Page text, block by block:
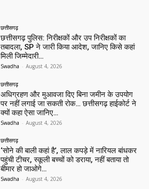
छत्तीसगढ़
छत्तीसगढ़ पुलिस: निरीक्षकों और उप निरीक्षकों का
तबादला, SP ने जारी किया आदेश, जानिए किसे कहां
मिली जिम्मेदारी…
Swadha - August 4, 2026
छत्तीसगढ़
अधिग्रहण और मुआवजा दिए बिना जमीन के उपयोग
पर नहीं लगाई जा सकती रोक… छत्तीसगढ़ हाईकोर्ट ने
क्यों कहा ऐसा जानिए…
Swadha - August 4, 2026
छत्तीसगढ़
‘सोने की बाली कहां है’, लाल कपड़े में नारियल बांधकर
पहुंची टीचर, स्कूली बच्चों को डराया, नहीं बताया तो
बीमार हो जाओगे…
Swadha - August 4, 2026